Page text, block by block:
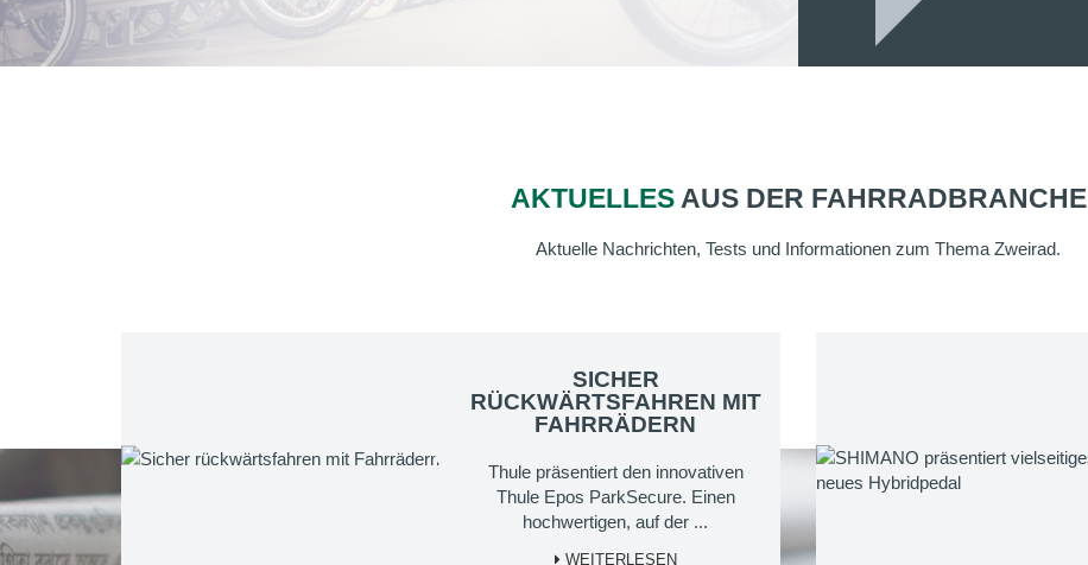
AKTUELLESAUS DER FAHRRADBRANCHE
Aktuelle Nachrichten, Tests und Informationen zum Thema Zweirad.
SICHER
RÜCKWÄRTSFAHREN MIT
FAHRRÄDERN
Thule präsentiert den innovativen
Thule Epos ParkSecure. Einen
hochwertigen, auf der ...
WEITERLESEN